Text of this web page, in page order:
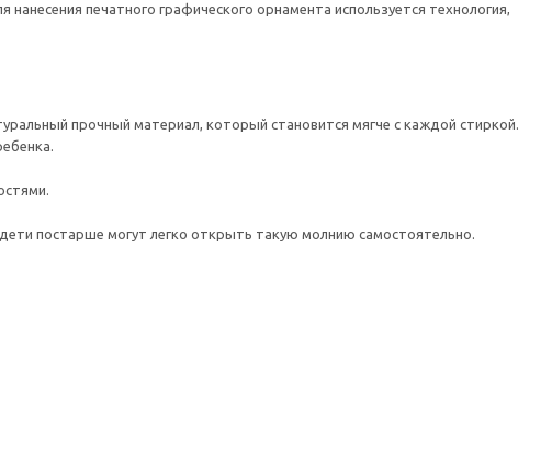
печатного графического орнамента используется технология,
прочный материал, который становится мягче с каждой стиркой.
постарше могут легко открыть такую молнию самостоятельно.